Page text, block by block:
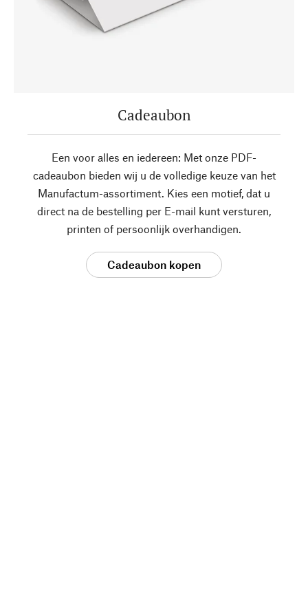
Cadeaubon
Een voor alles en iedereen: Met onze PDF-
cadeaubon bieden wij u de volledige keuze van het
Manufactum-assortiment. Kies een motief, dat u
direct na de bestelling per E-mail kunt versturen,
printen of persoonlijk overhandigen.
Cadeaubon kopen